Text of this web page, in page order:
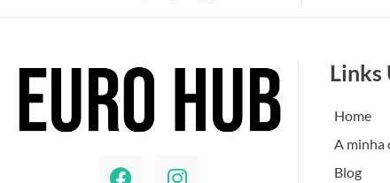
Links
Home
A minha
Blog